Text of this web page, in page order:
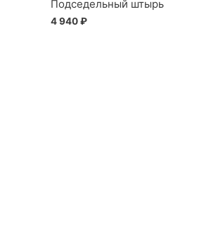
Подседельный штырь
4 940₽